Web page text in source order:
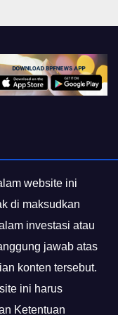
website ini
di maksudkan
investasi atau
jawab atas
konten tersebut.
ini harus
Ketentuan